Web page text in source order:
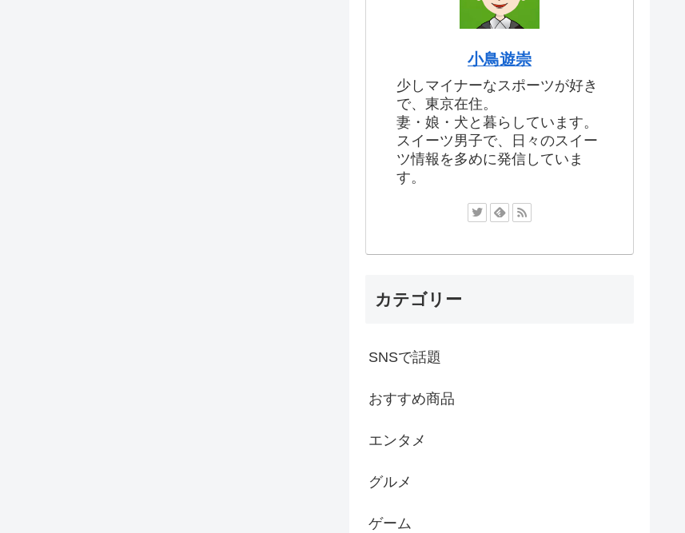
小鳥遊崇
少しマイナーなスポーツが好き
で、東京在住。
妻・娘・犬と暮らしています。
スイーツ男子で、日々のスイー
ツ情報を多めに発信していま
す。
カテゴリー
SNSで話題
おすすめ商品
エンタメ
グルメ
ゲーム